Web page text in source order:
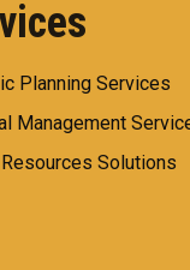
Planning Services
Management
Resources Solutions